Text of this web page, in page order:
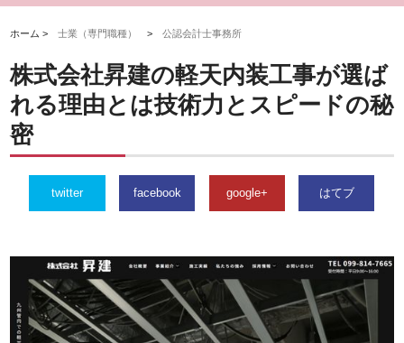
ホーム >士業（専門職種） >公認会計士事務所
株式会社昇建の軽天内装工事が選ば
れる理由とは技術力とスピードの秘
密
twitter facebook google+ はてブ